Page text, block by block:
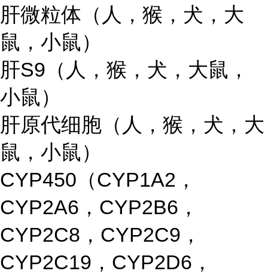
肝微粒体（人，猴，犬，大
鼠，小鼠）
肝S9（人，猴，犬，大鼠，
小鼠）
肝原代细胞（人，猴，犬，大
鼠，小鼠）
CYP450（CYP1A2，
CYP2A6，CYP2B6，
CYP2C8，CYP2C9，
CYP2C19，CYP2D6，